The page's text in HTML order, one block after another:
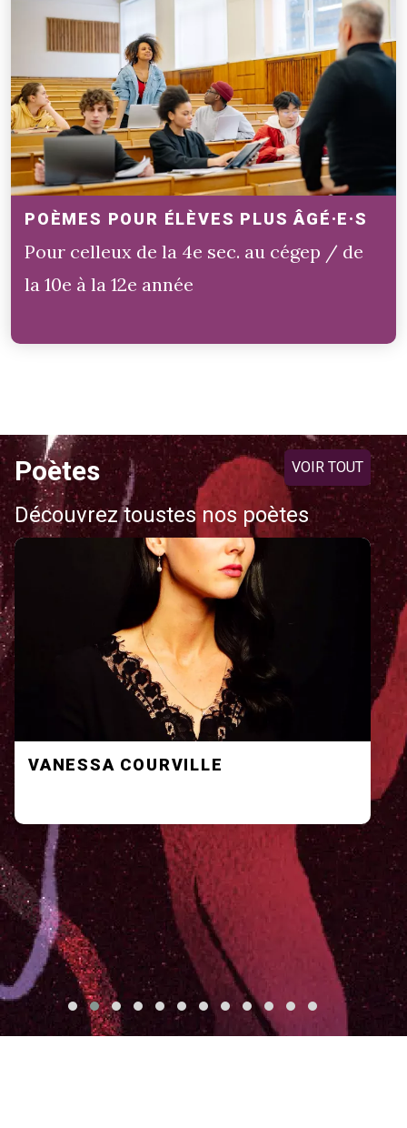
POÈMES POUR ÉLÈVES PLUS ÂGÉ·E·S
Pour celleux de la 4e sec. au cégep / de
la 10e à la 12e année
Poètes
Découvrez toustes nos poètes
VANESSA COURVILLE
VOIR TOUT